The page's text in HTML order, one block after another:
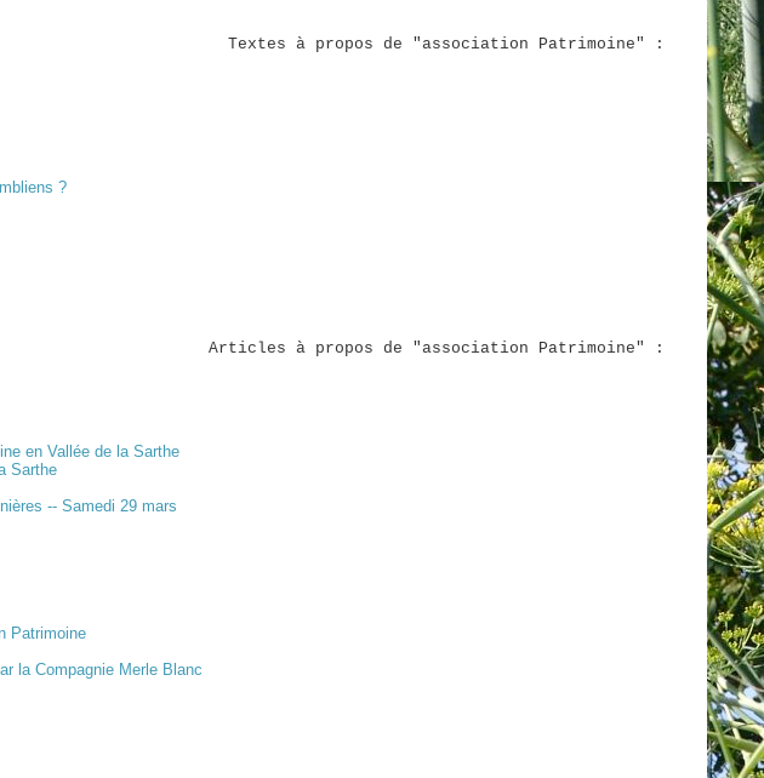
Textes à propos de "association Patrimoine" :
?
Articles à propos de "association Patrimoine" :
en Vallée de la Sarthe
Sarthe
-- Samedi 29 mars
Patrimoine
la Compagnie Merle Blanc